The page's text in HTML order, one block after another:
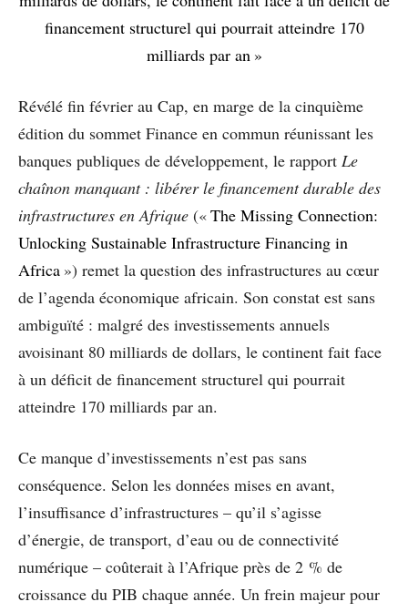
financement structurel qui pourrait atteindre 170
milliards par an »
Révélé fin février au Cap, en marge de la cinquième
édition du sommet Finance en commun réunissant les
banques publiques de développement, le rapport Le
chaînon manquant : libérer le financement durable des
infrastructures en Afrique («The Missing Connection:
Unlocking Sustainable Infrastructure Financing in
Africa ») remet la question des infrastructures au cœur
de l’agenda économique africain. Son constat est sans
ambiguïté : malgré des investissements annuels
avoisinant 80 milliards de dollars, le continent fait face
à un déficit de financement structurel qui pourrait
atteindre 170 milliards par an.
Ce manque d’investissements n’est pas sans
conséquence. Selon les données mises en avant,
l’insuffisance d’infrastructures – qu’il s’agisse
d’énergie, de transport, d’eau ou de connectivité
numérique – coûterait à l’Afrique près de 2 % de
croissance du PIB chaque année. Un frein majeur pour